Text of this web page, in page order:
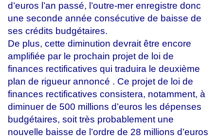
d’euros l’an passé, l’outre-mer enregistre donc
une seconde année consécutive de baisse de
ses crédits budgétaires.
De plus, cette diminution devrait être encore
amplifiée par le prochain projet de loi de
finances rectificatives qui traduira le deuxième
plan de rigueur annoncé . Ce projet de loi de
finances rectificatives consistera, notamment, à
diminuer de 500 millions d’euros les dépenses
budgétaires, soit très probablement une
nouvelle baisse de l’ordre de 28 millions d’euros